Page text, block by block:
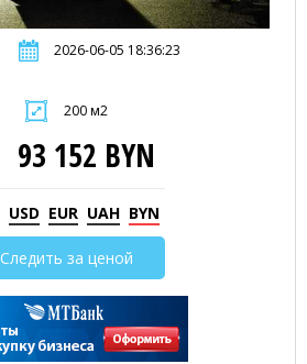
2026-06-05 18:36:23
200 м2
93 152 BYN
USD EUR UAH BYN
Следить за ценой